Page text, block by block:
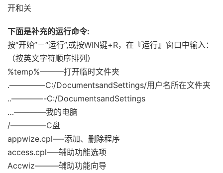
开和关
下面是补充的运行命令:
按“开始”－“运行”,或按WIN键+R，在『运行』窗口中输入：
（按英文字符顺序排列）
%temp%———打开临时文件夹
.————–C:/DocumentsandSettings/用户名所在文件夹
..————-C:/DocumentsandSettings
…————我的电脑
/————–C盘
appwize.cpl—-添加、删除程序
access.cpl—–辅助功能选项
Accwiz———辅助功能向导